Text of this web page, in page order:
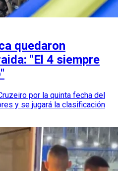
quedaron
"El 4 siempre
por la quinta fecha del
y se jugará la clasificación